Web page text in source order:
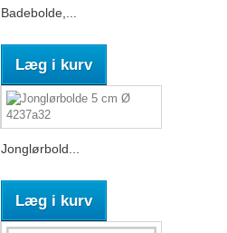
Badebolde,...
Læg i kurv
Jonglørbold...
Læg i kurv